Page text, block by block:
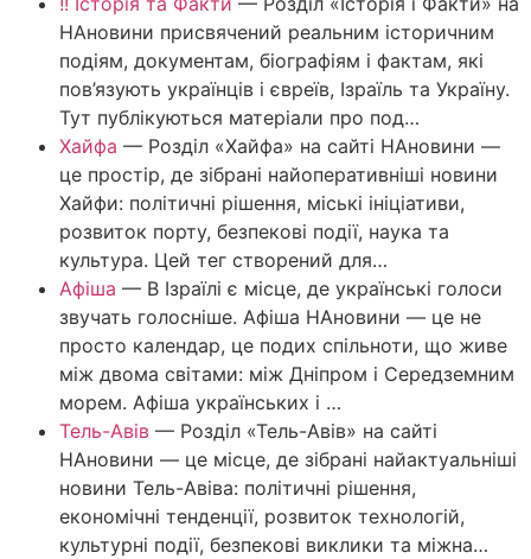
НАновини присвячений реальним історичним
подіям, документам, біографіям і фактам, які
пов’язують українців і євреїв, Ізраїль та Україну.
Тут публікуються матеріали про под…
Хайфа — Розділ «Хайфа» на сайті НАновини —
це простір, де зібрані найоперативніші новини
Хайфи: політичні рішення, міські ініціативи,
розвиток порту, безпекові події, наука та
культура. Цей тег створений для…
Афіша — В Ізраїлі є місце, де українські голоси
звучать голосніше. Афіша НАновини — це не
просто календар, це подих спільноти, що живе
між двома світами: між Дніпром і Середземним
морем. Афіша українських і …
Тель-Авів — Розділ «Тель-Авів» на сайті
НАновини — це місце, де зібрані найактуальніші
новини Тель-Авіва: політичні рішення,
економічні тенденції, розвиток технологій,
культурні події, безпекові виклики та міжна…